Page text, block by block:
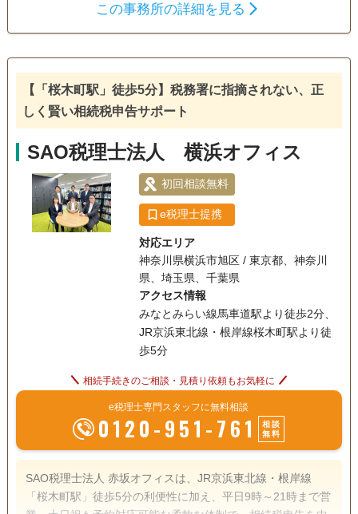
く、遺産分割や納税資金の準備など、相続に関わる全ての手
ートも行っています。大切な会社を次の世代へ引き継ぐため
たします。 どんな小さな質問でもお気軽にご相談いただけま
れば、ぜひ当事務所にご連絡ください。初回のご相談は無料
ですので、まずはお気軽にご連絡いただければと思います。
相続手続き
電話相談可 訪問可 女性スタッフ対応可 土日相談可
初回相談無料 18時以降相談可 オンライン面談可
事務所面談可
この事務所の詳細を見る
【「桜木町駅」徒歩5分】税務署に指摘されない、正
しく賢い相続税申告サポート
SAO税理士法人 横浜オフィス
初回相談無料
e税理士提携
対応エリア
神奈川県横浜市旭区 / 東京都、神奈川
県、埼玉県、千葉県
アクセス情報
みなとみらい線馬車道駅より徒歩2分、
JR京浜東北線・根岸線桜木町駅より徒
歩5分
相続手続きのご相談・見積り依頼もお気軽に
e税理士専門スタッフに無料相談
0120-951-761
相談
無料
SAO税理士法人 赤坂オフィスは、JR京浜東北線・根岸線
「桜木町駅」徒歩5分の利便性に加え、平日9時～21時まで営